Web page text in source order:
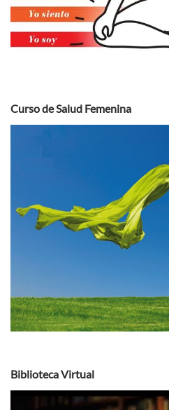
Curso de Salud Femenina
Biblioteca Virtual